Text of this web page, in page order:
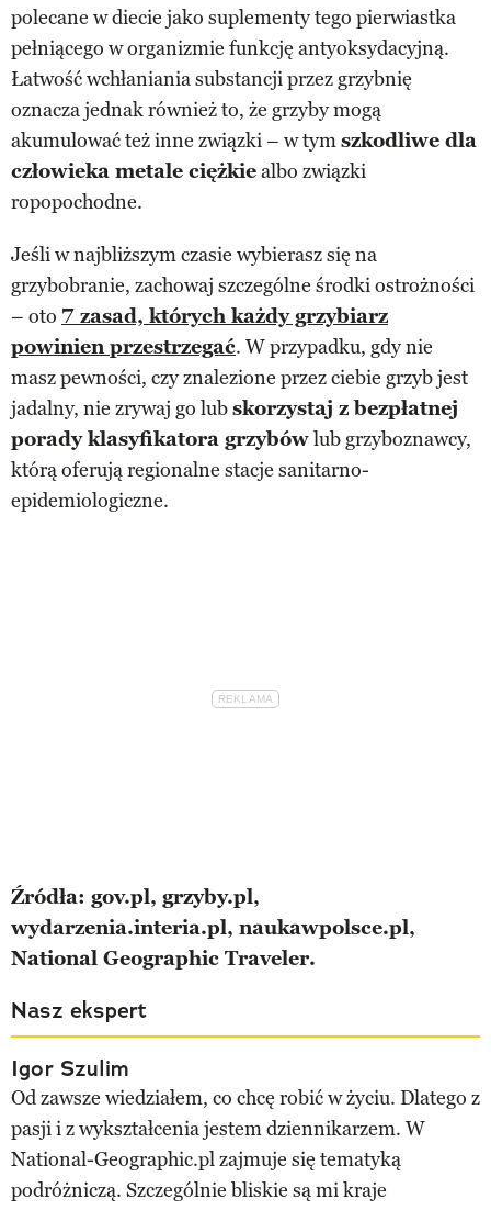
polecane w diecie jako suplementy tego pierwiastka
pełniącego w organizmie funkcję antyoksydacyjną.
Łatwość wchłaniania substancji przez grzybnię
oznacza jednak również to, że grzyby mogą
akumulować też inne związki – w tymszkodliwe dla
człowieka metale ciężkiealbo związki
ropopochodne.
Jeśli w najbliższym czasie wybierasz się na
grzybobranie, zachowaj szczególne środki ostrożności
– oto 7 zasad, których każdy grzybiarz
powinien przestrzegać. W przypadku, gdy nie
masz pewności, czy znalezione przez ciebie grzyb jest
jadalny, nie zrywaj go lubskorzystaj z bezpłatnej
porady klasyfikatora grzybówlub grzyboznawcy,
którą oferują regionalne stacje sanitarno-
epidemiologiczne.
Źródła: gov.pl, grzyby.pl,
wydarzenia.interia.pl, naukawpolsce.pl,
National Geographic Traveler.
Nasz ekspert
Igor Szulim
Od zawsze wiedziałem, co chcę robić w życiu. Dlatego z
pasji i z wykształcenia jestem dziennikarzem. W
National-Geographic.pl zajmuje się tematyką
podróżniczą. Szczególnie bliskie są mi kraje